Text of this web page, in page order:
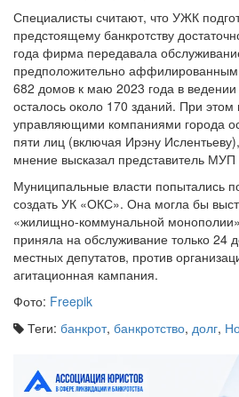
Специалисты считают, что УЖК
предстоящему банкротству
года фирма передавала
предположительно аффилированным
682 домов к маю 2023 года в
осталось около 170 зданий. При этом
управляющими компаниями города
пяти лиц (включая Ирэну
мнение высказал представитель
Муниципальные власти попытались
создать УК «ОКС». Она могла бы
«жилищно-коммунальной
приняла на обслуживание только
местных депутатов, против
агитационная кампания.
Фото: Freepik
Теги: банкрот, банкротство, долг,